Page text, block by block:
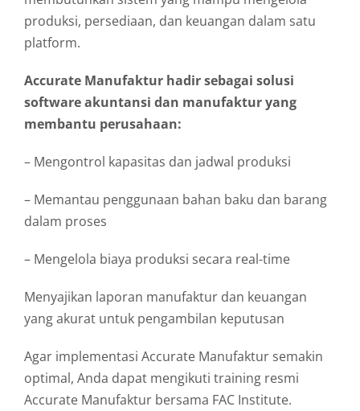
produksi, persediaan, dan keuangan dalam satu
platform.
Accurate Manufaktur hadir sebagai solusi
software akuntansi dan manufaktur yang
membantu perusahaan:
– Mengontrol kapasitas dan jadwal produksi
– Memantau penggunaan bahan baku dan barang
dalam proses
– Mengelola biaya produksi secara real-time
Menyajikan laporan manufaktur dan keuangan
yang akurat untuk pengambilan keputusan
Agar implementasi Accurate Manufaktur semakin
optimal, Anda dapat mengikuti training resmi
Accurate Manufaktur bersama FAC Institute.